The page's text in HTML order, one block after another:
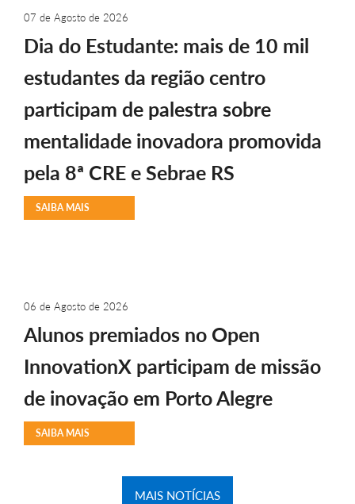
07 de Agosto de 2026
Dia do Estudante: mais de 10 mil
estudantes da região centro
participam de palestra sobre
mentalidade inovadora promovida
pela 8ª CRE e Sebrae RS
SAIBA MAIS
06 de Agosto de 2026
Alunos premiados no Open
InnovationX participam de missão
de inovação em Porto Alegre
SAIBA MAIS
MAIS NOTÍCIAS